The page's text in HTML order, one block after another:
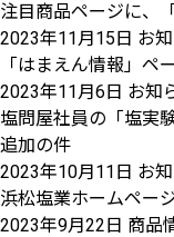
注目商品ページに、
2023年11月15日 お
「はまえん情報」ペ
2023年11月6日 お知
塩問屋社員の「塩
追加の件
2023年10月11日 お
浜松塩業ホームペー
2023年9月22日 商品